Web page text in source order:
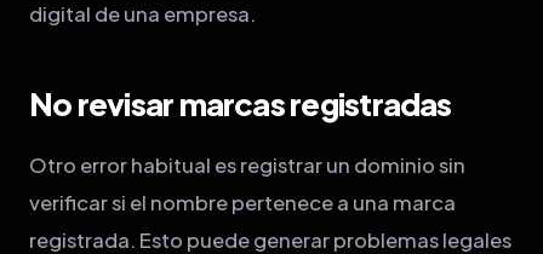
digital de una empresa.
No revisar marcas registradas
Otro error habitual es registrar un dominio sin
verificar si el nombre pertenece a una marca
registrada. Esto puede generar problemas legales